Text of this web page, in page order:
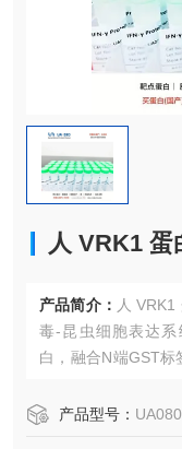
人 VRK1 蛋
产品简介： 人
毒-昆虫细胞表达系
白，融合N端GST标
用。该蛋白可通过
产品型号：